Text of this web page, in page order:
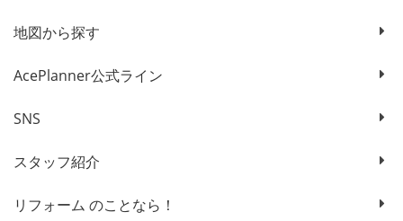
地図から探す
AcePlanner公式ライン
SNS
スタッフ紹介
リフォーム のことなら！